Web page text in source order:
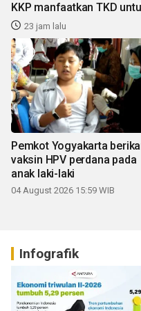
KKP manfaatkan TKD
23 jam lalu
Pemkot Yogyakarta
vaksin HPV perdana pada
anak laki-laki
04 August 2026 15:59 WIB
Infografik